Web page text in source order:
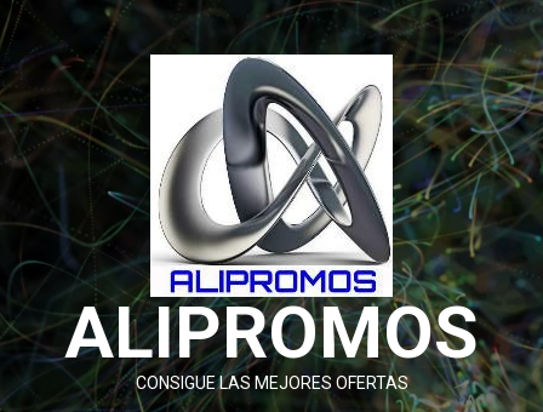
Saltar
al
contenido
ALIPROMOS
CONSIGUE LAS MEJORES OFERTAS